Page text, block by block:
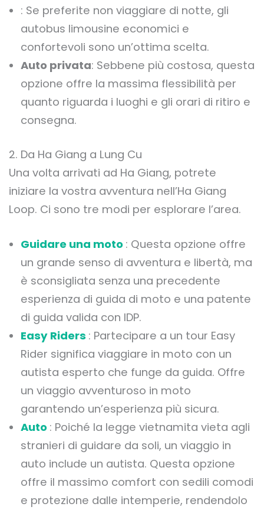
: Se preferite non viaggiare di notte, gli
autobus limousine economici e
confortevoli sono un’ottima scelta.
Auto privata: Sebbene più costosa, questa
opzione offre la massima flessibilità per
quanto riguarda i luoghi e gli orari di ritiro e
consegna.
2. Da Ha Giang a Lung Cu
Una volta arrivati ad Ha Giang, potrete
iniziare la vostra avventura nell’Ha Giang
Loop. Ci sono tre modi per esplorare l’area.
Guidare una moto : Questa opzione offre
un grande senso di avventura e libertà, ma
è sconsigliata senza una precedente
esperienza di guida di moto e una patente
di guida valida con IDP.
Easy Riders : Partecipare a un tour Easy
Rider significa viaggiare in moto con un
autista esperto che funge da guida. Offre
un viaggio avventuroso in moto
garantendo un’esperienza più sicura.
Auto : Poiché la legge vietnamita vieta agli
stranieri di guidare da soli, un viaggio in
auto include un autista. Questa opzione
offre il massimo comfort con sedili comodi
e protezione dalle intemperie, rendendolo